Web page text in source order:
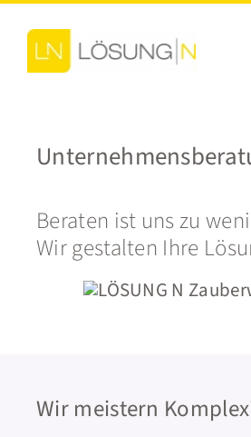
Zum
Inhalt
springen
BRANCHEN
REFERENZEN
ÜBER UNS
Beraten ist uns zu
Wir gestalten Ihre
Wir meistern